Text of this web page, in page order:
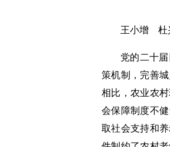
王小增 杜
党的二十
策机制，完善
相比，农业农
会保障制度不
取社会支持和